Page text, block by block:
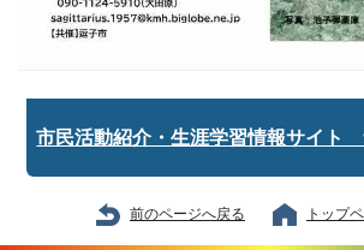
市民活動紹介・生涯学習情報サイト
前のページへ戻る トップ